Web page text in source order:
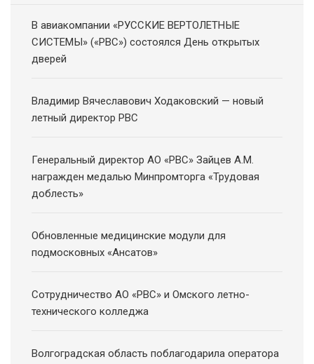
В авиакомпании «РУССКИЕ ВЕРТОЛЕТНЫЕ
СИСТЕМЫ» («РВС») состоялся День открытых
дверей
Владимир Вячеславович Ходаковский — новый
летный директор РВС
Генеральный директор АО «РВС» Зайцев А.М.
награжден медалью Минпромторга «Трудовая
доблесть»
Обновленные медицинские модули для
подмосковных «Ансатов»
Сотрудничество АО «РВС» и Омского летно-
технического колледжа
Волгоградская область поблагодарила оператора